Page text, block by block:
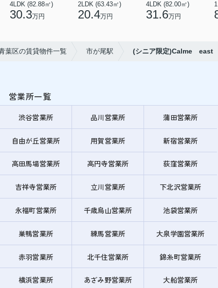
4LDK (82.88㎡)
30.3万円
2LDK (63.43㎡)
20.4万円
4LDK (82.00㎡)
31.6万円
葉区の賃貸物件一覧 市が尾駅 (シニア限定)Calme east
営業所一覧
渋谷営業所 品川営業所 蒲田営業所
自由が丘営業所 用賀営業所 新宿営業所
高田馬場営業所 高円寺営業所 荻窪営業所
吉祥寺営業所 立川営業所 下北沢営業所
永福町営業所 千歳烏山営業所 池袋営業所
巣鴨営業所 練馬営業所 大泉学園営業所
赤羽営業所 北千住営業所 錦糸町営業所
横浜営業所 あざみ野営業所 大船営業所